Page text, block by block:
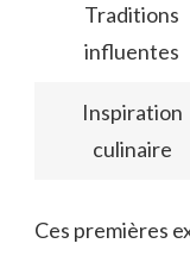
Traditions
influentes
Inspiration
culinaire
Ces premières